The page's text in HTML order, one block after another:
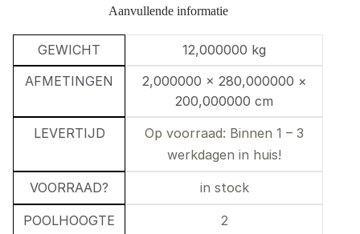
Aanvullende informatie
GEWICHT
12,000000 kg
AFMETINGEN
2,000000 × 280,000000 ×
200,000000 cm
LEVERTIJD
Op voorraad: Binnen 1 – 3
werkdagen in huis!
VOORRAAD? in stock
POOLHOOGTE 2